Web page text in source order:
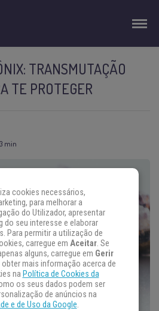
TRANSMUTAÇÃO
TE PROTEGER
3 min
cookies necessários,
para melhorar a
do Utilizador, apresentar
do seu interesse e elaborar
Para permitir a utilização de
carregue em Aceitar. Se
alguns, carregue em Gerir
obter mais informação acerca de
na Política de Cookies da
os seus dados podem ser
de anúncios na
e de Uso da Google.